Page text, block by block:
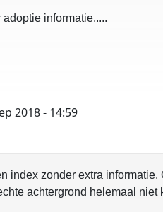
informatie.....
2018 - 14:59
index zonder extra
achtergrond helemaal